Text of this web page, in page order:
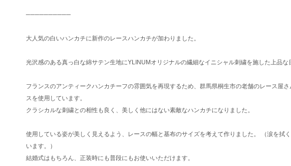
──────────
大人気の白いハンカチに新作のレースハンカチが加わりました。
光沢感のある真っ白な綿サテン生地にYLINUMオリジナルの繊細なイニシャル刺繍を施した上品な
フランスのアンティークハンカチーフの雰囲気を再現するため、群馬県桐生市の老舗のレース屋
スを使用しています。
クラシカルな刺繍との相性も良く、美しく他にはない素敵なハンカチになりました。
使用している姿が美しく見えるよう、レースの幅と基布のサイズを考えて作りました。 （涙を拭
います。）
結婚式はもちろん、正装時にも普段にもお使いいただけます。